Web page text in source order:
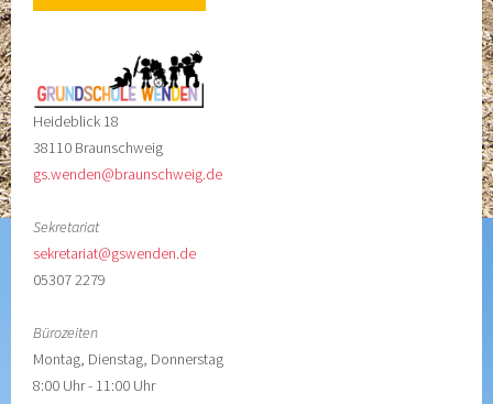
Heideblick 18
38110 Braunschweig
gs.wenden@braunschweig.de
Sekretariat
sekretariat@gswenden.de
05307 2279
Bürozeiten
Montag, Dienstag, Donnerstag
8:00 Uhr - 11:00 Uhr